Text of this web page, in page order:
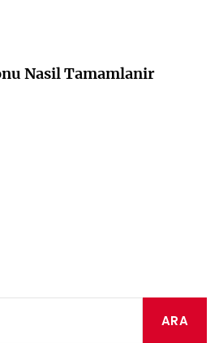
Nasil Tamamlanir
ARA